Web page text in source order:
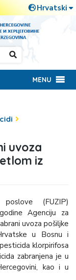
MENU
uvoza
iz
(FUZIP)
Agenciju za
uvoza pošiljke
u Bosnu i
klorpirifosa
zabranjena je u
kao i u